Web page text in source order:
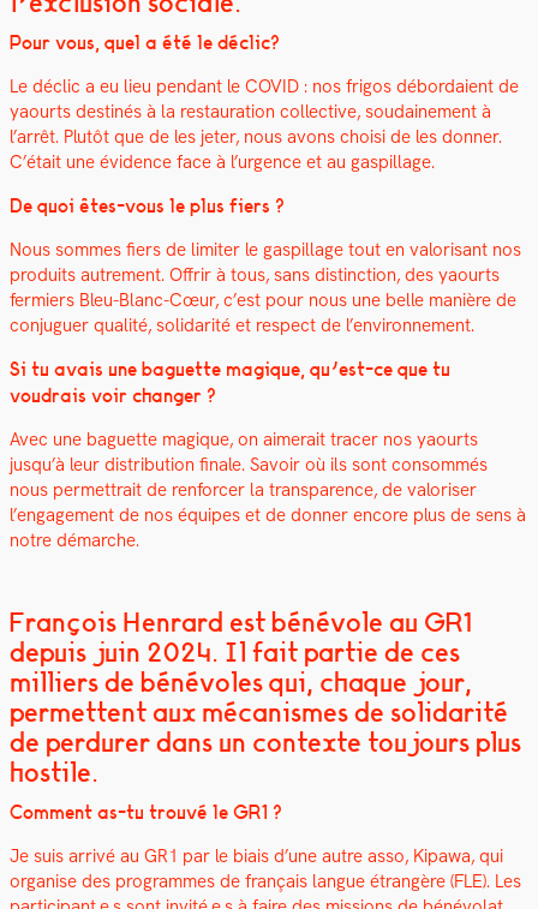
Pour vous, quel a été le déclic?
Le déclic a eu lieu pen­dant le COVID : nos fri­gos débor­daient de
yaourts des­tinés à la restau­ra­tion col­lec­tive, soudaine­ment à
l’arrêt. Plutôt que de les jeter, nous avons choisi de les don­ner.
C’était une évi­dence face à l’urgence et au gaspillage.
De quoi êtes-vous le plus fiers ?
Nous sommes fiers de lim­iter le gaspillage tout en val­orisant nos
pro­duits autrement. Offrir à tous, sans dis­tinc­tion, des yaourts
fer­miers Bleu-Blanc-Cœur, c’est pour nous une belle manière de
con­juguer qual­ité, sol­i­dar­ité et respect de l’environnement.
Si tu avais une baguette mag­ique, qu’est-ce que tu
voudrais voir chang­er ?
Avec une baguette mag­ique, on aimerait trac­er nos yaourts
jusqu’à leur dis­tri­b­u­tion finale. Savoir où ils sont con­som­més
nous per­me­t­trait de ren­forcer la trans­parence, de val­oris­er
l’engagement de nos équipes et de don­ner encore plus de sens à
notre démarche.
François Henrard est bénévole au GR1
depuis juin 2024. Il fait partie de ces
milliers de bénévoles qui, chaque jour,
permettent aux mécanismes de solidarité
de perdurer dans un contexte toujours plus
hostile.
Com­ment as-tu trou­vé le GR1 ?
Je suis arrivé au GR1 par le biais d’une autre asso, Kipawa, qui
organ­ise des pro­grammes de français langue étrangère (FLE). Les